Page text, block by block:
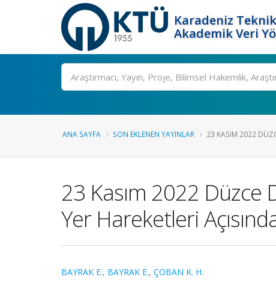
Karadeniz
Akademik Veri
Ara
ANA SAYFA SON EKLENEN YAYINLAR 23 KASIM 2022
23 Kasım 2022 Düzce
Yer Hareketleri
BAYRAK E., BAYRAK E., ÇOBAN K. H.